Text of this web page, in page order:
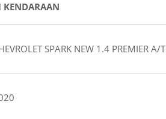
KENDARAAN
SPARK NEW 1.4 PREMIER A/T